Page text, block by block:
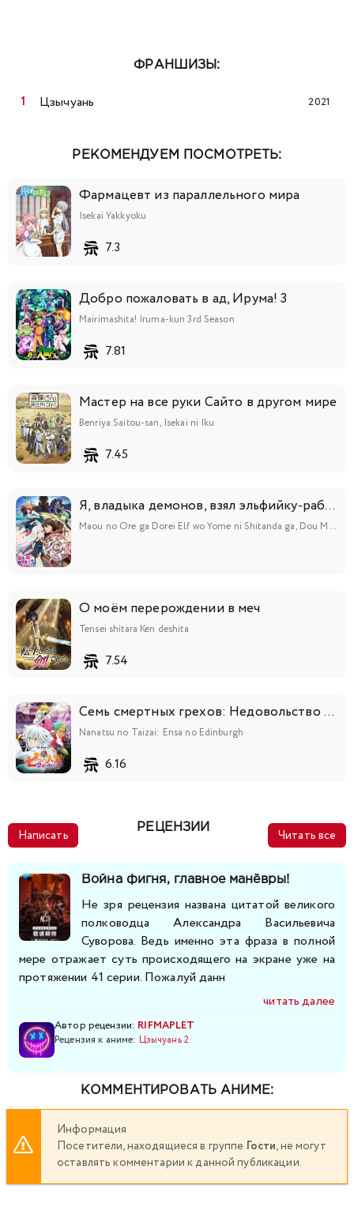
ФРАНШИЗЫ:
Цзычуань 2021
РЕКОМЕНДУЕМ ПОСМОТРЕТЬ:
Фармацевт из параллельного мира
Isekai Yakkyoku
7.3
Добро пожаловать в ад, Ирума! 3
Mairimashita! Iruma-kun 3rd Season
7.81
Мастер на все руки Сайто в другом мире
Benriya Saitou-san, Isekai ni Iku
7.45
Я, владыка демонов, взял эльфийку-рабыню в жёны. И как же мне её любить?
Maou no Ore ga Dorei Elf wo Yome ni Shitanda ga, Dou Medereba Ii?
О моём перерождении в меч
Tensei shitara Ken deshita
7.54
Семь смертных грехов: Недовольство Эдинбурга
Nanatsu no Taizai: Ensa no Edinburgh
6.16
Написать
РЕЦЕНЗИИ
Читать все
Война фигня, главное манёвры!
Не зря рецензия названа цитатой великого
полководца Александра Васильевича
Суворова. Ведь именно эта фраза в полной
мере отражает суть происходящего на экране уже на
протяжении 41 серии. Пожалуй данн
читать далее
Автор рецензии: RIFMAPLET
Рецензия к аниме: Цзычуань 2
КОММЕНТИРОВАТЬ АНИМЕ:
Информация
Посетители, находящиеся в группе Гости, не могут
оставлять комментарии к данной публикации.